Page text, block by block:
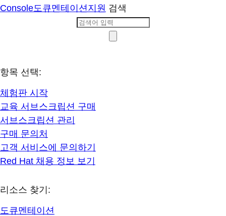
Console도큐멘테이션지원 검색
항목 선택:
체험판 시작
교육 서브스크립션 구매
서브스크립션 관리
구매 문의처
고객 서비스에 문의하기
Red Hat 채용 정보 보기
리소스 찾기:
도큐멘테이션